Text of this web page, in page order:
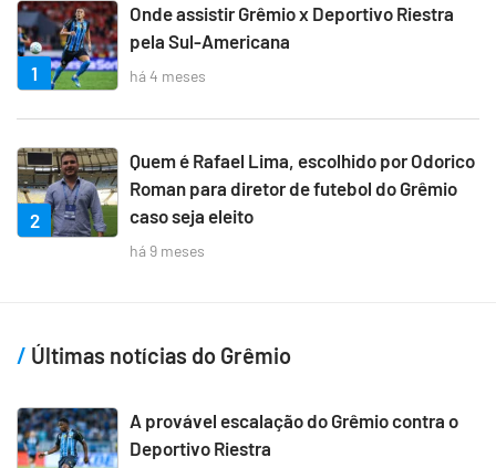
1
Onde assistir Grêmio x Deportivo Riestra
pela Sul-Americana
há 4 meses
2
Quem é Rafael Lima, escolhido por Odorico
Roman para diretor de futebol do Grêmio
caso seja eleito
há 9 meses
Últimas notícias do Grêmio
A provável escalação do Grêmio contra o
Deportivo Riestra